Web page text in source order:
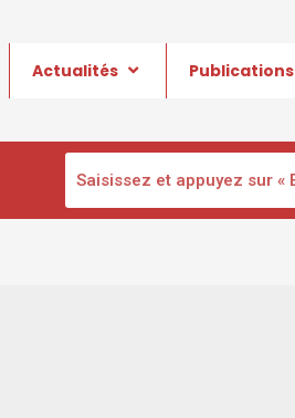
Actualités Publications